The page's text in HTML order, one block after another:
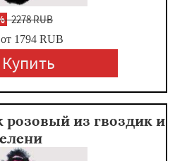
2278 RUB
1794 RUB
Купить
розовый из гвоздик и